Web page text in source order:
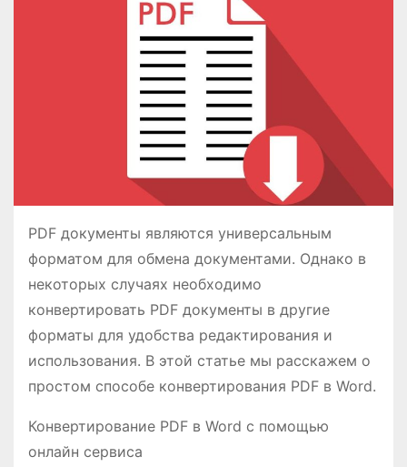
PDF документы являются универсальным
форматом для обмена документами. Однако в
некоторых случаях необходимо
конвертировать PDF документы в другие
форматы для удобства редактирования и
использования. В этой статье мы расскажем о
простом способе конвертирования PDF в Word.
Конвертирование PDF в Word с помощью
онлайн сервиса